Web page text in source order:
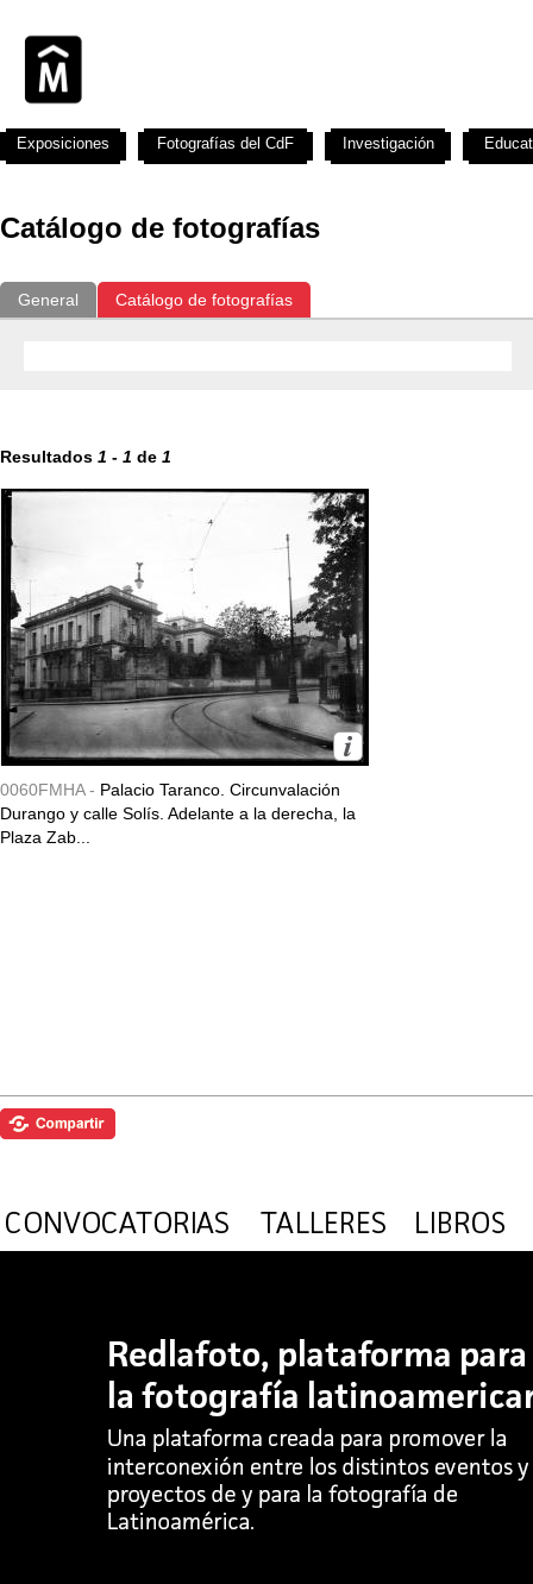
Catálogo de fotografías
General Catálogo de fotografías
Resultados 1 - 1 de 1
0060FMHA - Palacio Taranco. Circunvalación
Durango y calle Solís. Adelante a la derecha, la
Plaza Zab...
Exposiciones Fotografías del CdF Investigación